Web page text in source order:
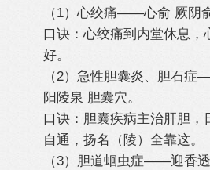
（1）心绞痛——心俞 厥阴
口诀：心绞痛到内堂休息，
好。
（2）急性胆囊炎、胆石
阳陵泉 胆囊穴。
口诀：胆囊疾病主治肝胆，
自通，扬名（陵）全靠这。
（3）胆道蛔虫症——迎香